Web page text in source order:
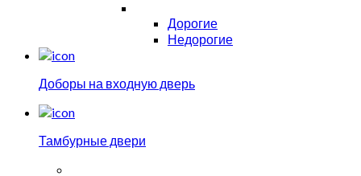
Дорогие
Недорогие
Доборы на входную дверь
Тамбурные двери